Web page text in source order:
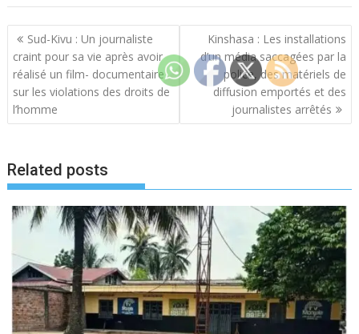
Navigation
de
l’article
Sud-Kivu : Un journaliste
craint pour sa vie après avoir
réalisé un film- documentaire
sur les violations des droits de
l’homme
Kinshasa : Les installations
d’un média saccagées par la
police, des matériels de
diffusion emportés et des
journalistes arrêtés
Related posts